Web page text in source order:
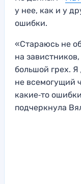
у нее, как и у
ошибки.
«Стараюсь не
на
большой грех.
не всемогущий
какие‑то
подчеркнула